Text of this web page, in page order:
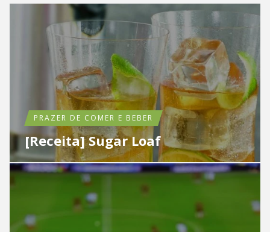
PRAZER DE COMER E BEBER
[Receita] Sugar Loaf